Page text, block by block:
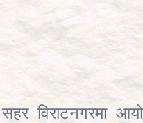
सहर विराटनगरमा